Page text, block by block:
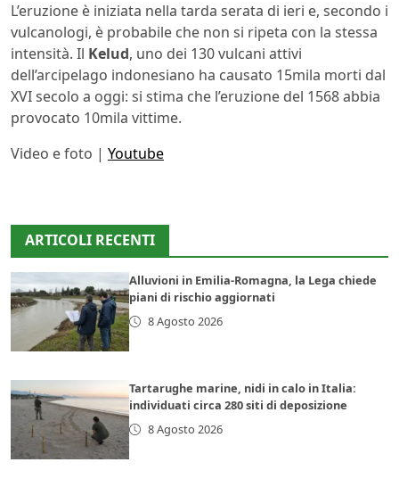
L’eruzione è iniziata nella tarda serata di ieri e, secondo i
vulcanologi, è probabile che non si ripeta con la stessa
intensità. Il Kelud, uno dei 130 vulcani attivi
dell’arcipelago indonesiano ha causato 15mila morti dal
XVI secolo a oggi: si stima che l’eruzione del 1568 abbia
provocato 10mila vittime.
Video e foto | Youtube
ARTICOLI RECENTI
Alluvioni in Emilia-Romagna, la Lega chiede
piani di rischio aggiornati
8 Agosto 2026
Tartarughe marine, nidi in calo in Italia:
individuati circa 280 siti di deposizione
8 Agosto 2026